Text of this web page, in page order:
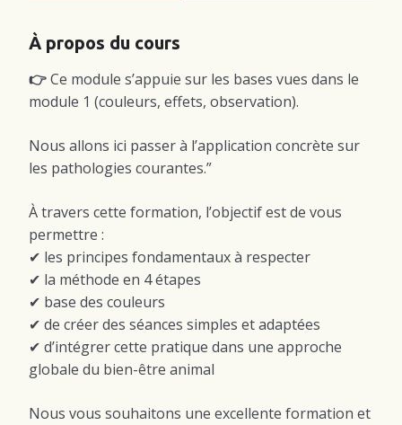
À propos du cours
👉Ce module s’appuie sur les bases vues dans le
module 1 (couleurs, effets, observation).
Nous allons ici passer à l’application concrète sur
les pathologies courantes.”
À travers cette formation, l’objectif est de vous
permettre :
✔ les principes fondamentaux à respecter
✔ la méthode en 4 étapes
✔ base des couleurs
✔ de créer des séances simples et adaptées
✔ d’intégrer cette pratique dans une approche
globale du bien-être animal
Nous vous souhaitons une excellente formation et